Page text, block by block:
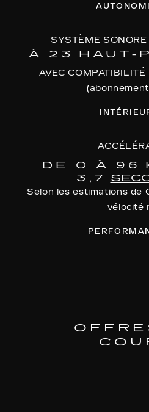
SYSTÈME SONORE
À 23 HAUT-
AVEC COMPATIBILITÉ
DE 0 À 96
3,7
Selon les estimations de
vélocité